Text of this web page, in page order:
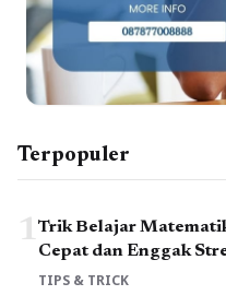
Terpopuler
1Trik Belajar
Cepat dan Enggak
TIPS & TRICK